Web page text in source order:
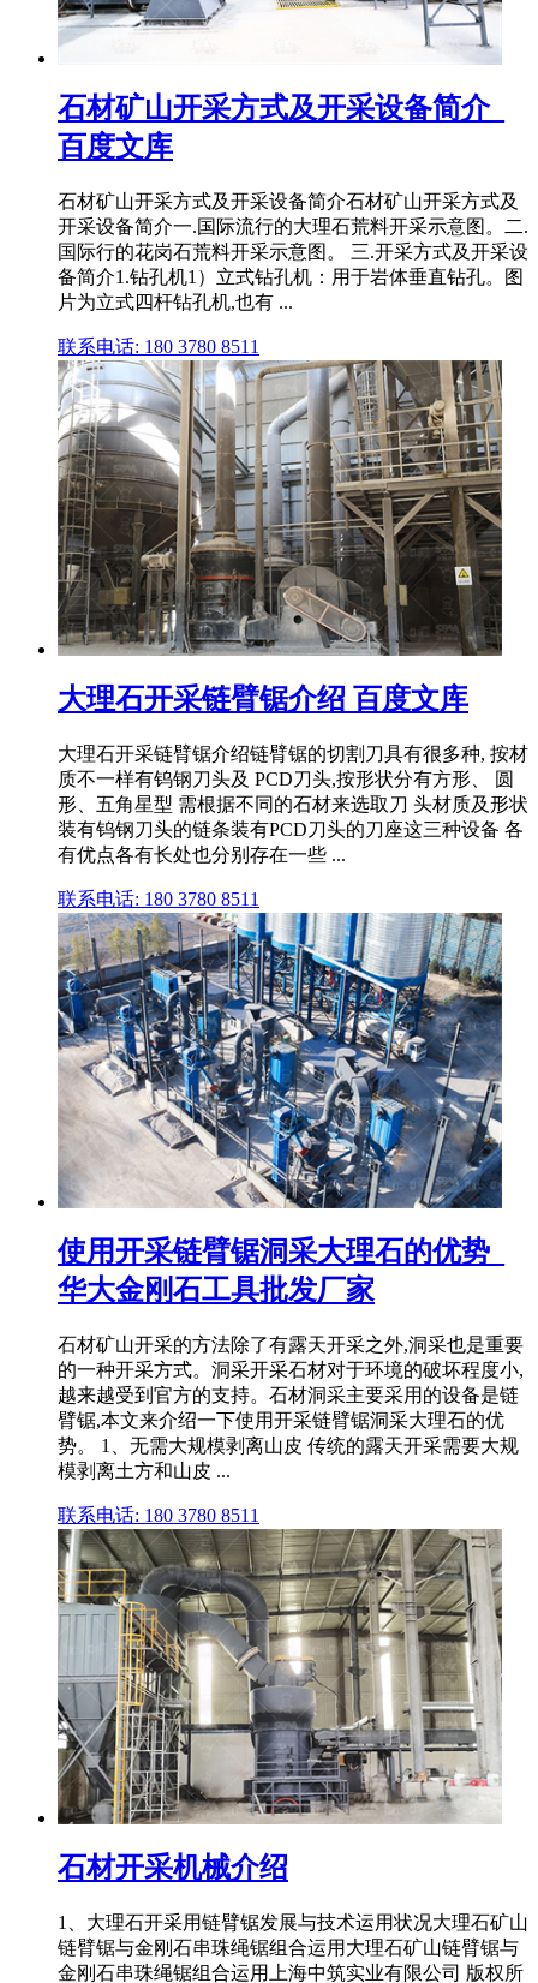
石材矿山开采方式及开采设备简介_
百度文库
石材矿山开采方式及开采设备简介石材矿山开采方式及
开采设备简介一.国际流行的大理石荒料开采示意图。二.
国际行的花岗石荒料开采示意图。 三.开采方式及开采设
备简介1.钻孔机1）立式钻孔机：用于岩体垂直钻孔。图
片为立式四杆钻孔机,也有 ...
联系电话: 180 3780 8511
大理石开采链臂锯介绍 百度文库
大理石开采链臂锯介绍链臂锯的切割刀具有很多种, 按材
质不一样有钨钢刀头及 PCD刀头,按形状分有方形、 圆
形、五角星型 需根据不同的石材来选取刀 头材质及形状
装有钨钢刀头的链条装有PCD刀头的刀座这三种设备 各
有优点各有长处也分别存在一些 ...
联系电话: 180 3780 8511
使用开采链臂锯洞采大理石的优势_
华大金刚石工具批发厂家
石材矿山开采的方法除了有露天开采之外,洞采也是重要
的一种开采方式。洞采开采石材对于环境的破坏程度小,
越来越受到官方的支持。石材洞采主要采用的设备是链
臂锯,本文来介绍一下使用开采链臂锯洞采大理石的优
势。 1、无需大规模剥离山皮 传统的露天开采需要大规
模剥离土方和山皮 ...
联系电话: 180 3780 8511
石材开采机械介绍
1、大理石开采用链臂锯发展与技术运用状况大理石矿山
链臂锯与金刚石串珠绳锯组合运用大理石矿山链臂锯与
金刚石串珠绳锯组合运用上海中筑实业有限公司 版权所